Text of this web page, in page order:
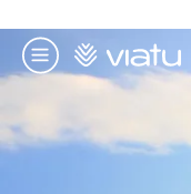
Menu
Homepage